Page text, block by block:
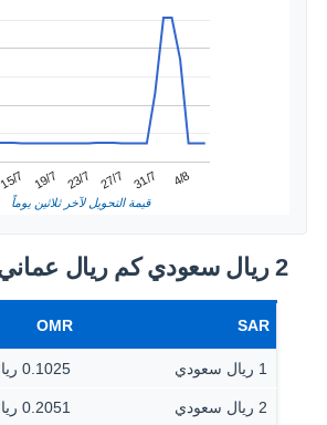
15/7 19/7 23/7 27/7 31/7 4/8
قيمة التحويل لآخر ثلاثين يوماً
2 ريال سعودي كم ريال عماني اليوم؟
SAR
OMR
1 ريال سعودي 0.1025 ريال عمانى
2 ريال سعودي 0.2051 ريال عمانى